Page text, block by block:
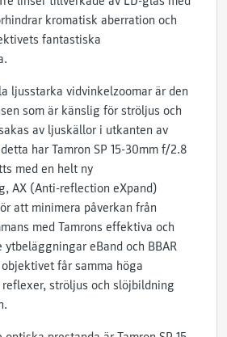
kromatisk aberration och
fantastiska
ljusstarka vidvinkelzoomar är den
som är känslig för ströljus och
av ljuskällor i utkanten av
har Tamron SP 15-30mm f/2.8
med en helt ny
AX (Anti-reflection eXpand)
att minimera påverkan från
med Tamrons effektiva och
eBand och BBAR
får samma höga
ströljus och slöjbildning